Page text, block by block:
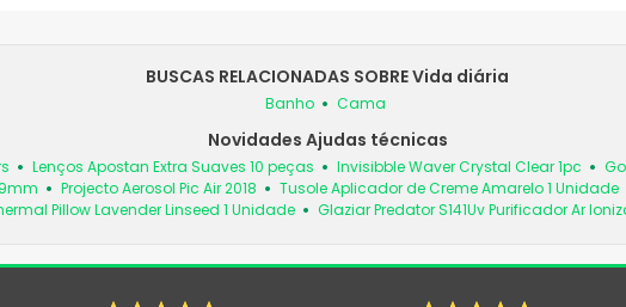
BUSCAS RELACIONADAS SOBRE Vida diária
Banho Cama
Novidades Ajudas técnicas
Lenços Apostan Extra Suaves 10 peças Invisibble Waver Crystal Clear 1pc
Projecto Aerosol Pic Air 2018 Tusole Aplicador de Creme Amarelo 1 Unidade
Pillow Lavender Linseed 1 Unidade
Glaziar Predator S141Uv Purificador Ar